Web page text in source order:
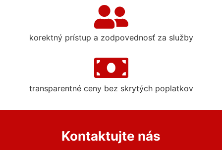
korektný prístup a zodpovednosť za služby
transparentné ceny bez skrytých poplatkov
Kontaktujte nás